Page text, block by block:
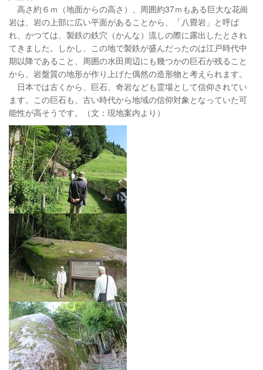
高さ約６ｍ（地面からの高さ）、周囲約37ｍもある巨大な花崗
岩は、岩の上部に広い平面があることから、「八畳岩」と呼ば
れ、かつては、製鉄の鉄穴（かんな）流しの際に露出したとされ
てきました。しかし、この地で製鉄が盛んだったのは江戸時代中
期以降であること、周囲の水田周辺にも幾つかの巨石が残ること
から、岩盤質の地形が作り上げた偶然の造形物と考えられます。
日本では古くから、巨石、奇岩なども霊場として信仰されてい
ます。この巨石も、古い時代から地域の信仰対象となっていた可
能性が高そうです。（文：現地案内より）